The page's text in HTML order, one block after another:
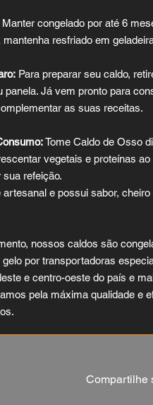
Manter congelado por até 6
mantenha resfriado em
Para preparar seu caldo,
panela. Já vem pronto para
as suas receitas.
Tome Caldo de Osso
vegetais e proteínas
refeição.
artesanal e possui sabor,
nossos caldos são
por transportadoras
e centro-oeste do país e
pela máxima qualidade e
Compartilhe